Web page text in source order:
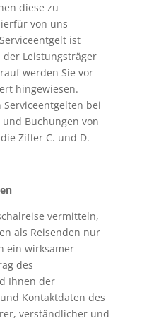
diese zu
von uns
ist
Leistungsträger
werden Sie vor
hingewiesen.
bei
Buchungen von
Ziffer C. und D.
vermitteln,
als Reisenden nur
ein wirksamer
des
Ihnen der
Kontaktdaten des
verständlicher und